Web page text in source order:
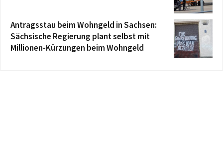
Antragsstau beim Wohngeld in Sachsen:
Sächsische Regierung plant selbst mit
Millionen-Kürzungen beim Wohngeld